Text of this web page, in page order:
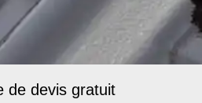
de devis gratuit